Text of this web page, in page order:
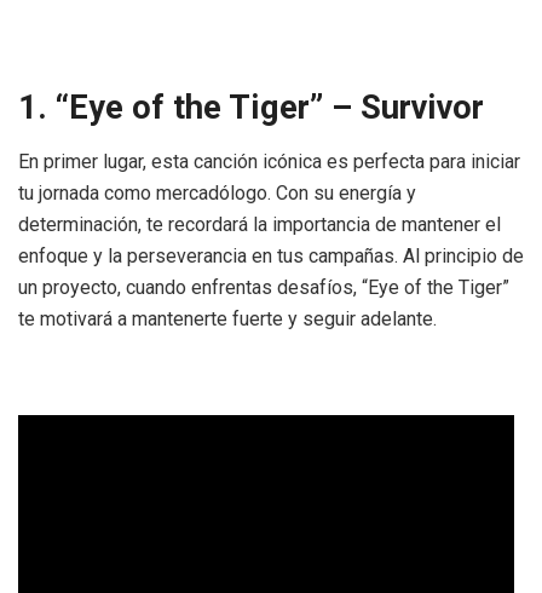
1. “Eye of the Tiger” – Survivor
En primer lugar, esta canción icónica es perfecta para iniciar
tu jornada como mercadólogo. Con su energía y
determinación, te recordará la importancia de mantener el
enfoque y la perseverancia en tus campañas. Al principio de
un proyecto, cuando enfrentas desafíos, “Eye of the Tiger”
te motivará a mantenerte fuerte y seguir adelante.